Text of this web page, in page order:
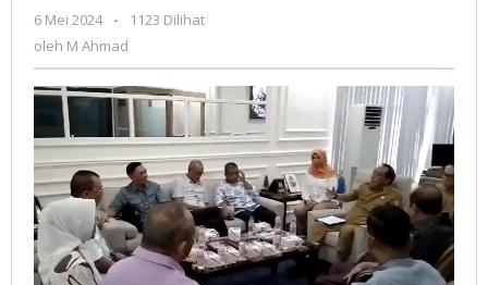
Pertanian
Terkait
Kebakaran
Lahan
Tebu
di
PT
Pabrik
Gula
Gorontalo
6 Mei 2024
oleh
-
1123 Dilihat
oleh M Ahmad